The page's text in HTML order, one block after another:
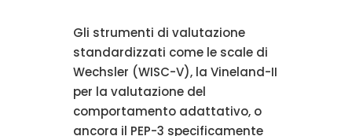
Gli strumenti di valutazione
standardizzati come le scale di
Wechsler (WISC-V), la Vineland-II
per la valutazione del
comportamento adattativo, o
ancora il PEP-3 specificamente